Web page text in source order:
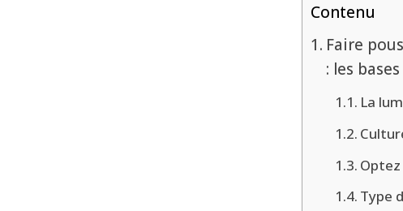
Contenu
Faire
: les bases
La
Type